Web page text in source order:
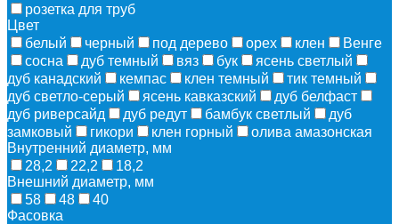
розетка для труб
Цвет
белый
черный под дерево орех клен
Венге
сосна
дуб темный вяз бук
ясень светлый
дуб канадский
кемпас клен темный
тик темный
дуб светло-серый
ясень кавказский
дуб белфаст
дуб риверсайд
дуб редут бамбук светлый
дуб
замковый
гикори клен горный
олива амазонская
Внутренний диаметр, мм
28,2
22,2
18,2
Внешний диаметр, мм
58
48
40
Фасовка